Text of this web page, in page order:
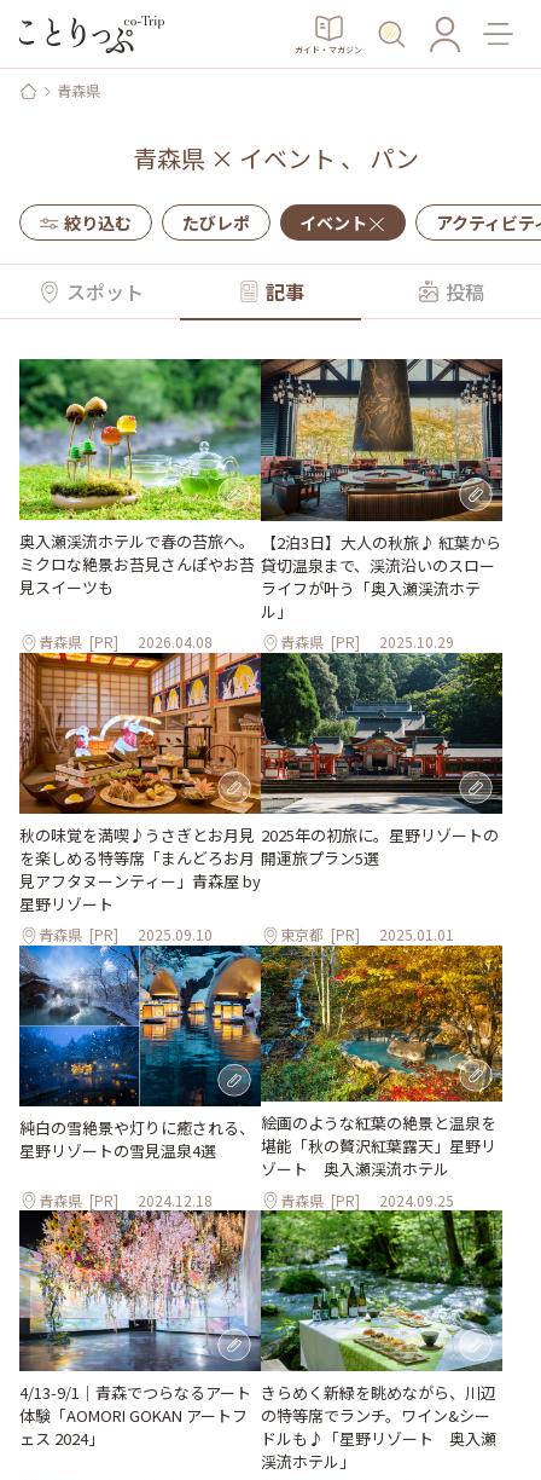
ガイド・マガジン
青森県
青森県× イベント 、 パン
絞り込む たびレポ イベント アクティビテ
スポット 記事 投稿
奥入瀬渓流ホテルで春の苔旅へ。
ミクロな絶景お苔見さんぽやお苔
見スイーツも
青森県 [PR] 2026.04.08
【2泊3日】大人の秋旅♪ 紅葉から
貸切温泉まで、渓流沿いのスロー
ライフが叶う「奥入瀬渓流ホテ
ル」
青森県 [PR] 2025.10.29
秋の味覚を満喫♪うさぎとお月見
を楽しめる特等席「まんどろお月
見アフタヌーンティー」青森屋 by
星野リゾート
青森県 [PR] 2025.09.10
2025年の初旅に。星野リゾートの
開運旅プラン5選
東京都 [PR] 2025.01.01
純白の雪絶景や灯りに癒される、
星野リゾートの雪見温泉4選
青森県 [PR] 2024.12.18
絵画のような紅葉の絶景と温泉を
堪能「秋の贅沢紅葉露天」星野リ
ゾート 奥入瀬渓流ホテル
青森県 [PR] 2024.09.25
4/13-9/1｜青森でつらなるアート
体験「AOMORI GOKAN アートフ
ェス 2024」
きらめく新緑を眺めながら、川辺
の特等席でランチ。ワイン&シー
ドルも♪「星野リゾート 奥⼊瀬
渓流ホテル」